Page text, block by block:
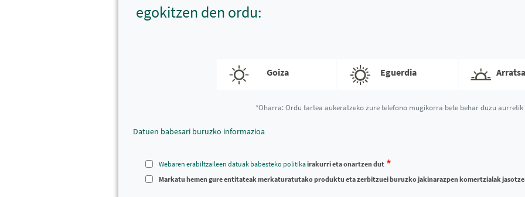
egokitzen den ordu:
Goiza Eguerdia
*Oharra: Ordu tartea aukeratzeko zure telefono mugikorra bete behar duzu aurretik
Datuen babesari buruzko informazioa
Webaren erabiltzaileen datuak babesteko politikairakurri eta onartzen dut
Markatu hemen gure entitateak merkaturatutako produktu eta zerbitzuei buruzko jakinarazpen komertzialak